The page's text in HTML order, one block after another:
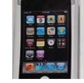
끔만 이런증상이 있으니
는데 아무래도..